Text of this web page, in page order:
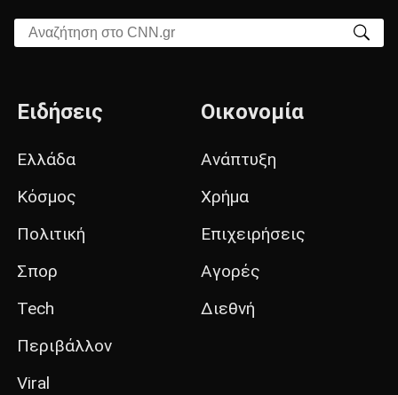
Αναζήτηση στο CNN.gr
Ειδήσεις
Ελλάδα
Κόσμος
Πολιτική
Σπορ
Tech
Περιβάλλον
Viral
Οικονομία
Ανάπτυξη
Χρήμα
Επιχειρήσεις
Αγορές
Διεθνή